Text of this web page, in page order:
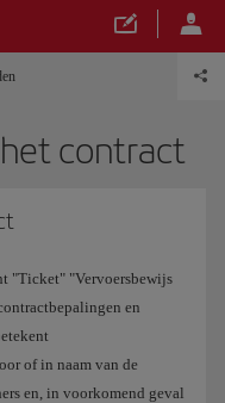
contract
"Ticket" "Vervoersbewijs
en
of in naam van de
en, in voorkomend geval